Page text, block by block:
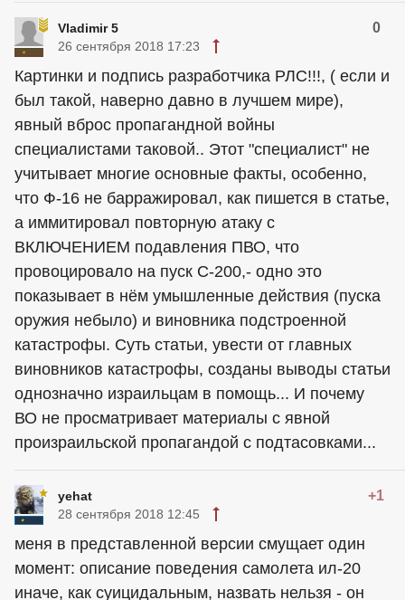
Vladimir 5 0
26 сентября 2018 17:23
Картинки и подпись разработчика РЛС!!!, ( если и
был такой, наверно давно в лучшем мире),
явный вброс пропагандной войны
специалистами таковой.. Этот "специалист" не
учитывает многие основные факты, особенно,
что Ф-16 не барражировал, как пишется в статье,
а иммитировал повторную атаку с
ВКЛЮЧЕНИЕМ подавления ПВО, что
провоцировало на пуск С-200,- одно это
показывает в нём умышленные действия (пуска
оружия небыло) и виновника подстроенной
катастрофы. Суть статьи, увести от главных
виновников катастрофы, созданы выводы статьи
однозначно израильцам в помощь... И почему
ВО не просматривает материалы с явной
произраильской пропагандой с подтасовками...
yehat +1
28 сентября 2018 12:45
меня в представленной версии смущает один
момент: описание поведения самолета ил-20
иначе, как суицидальным, назвать нельзя - он